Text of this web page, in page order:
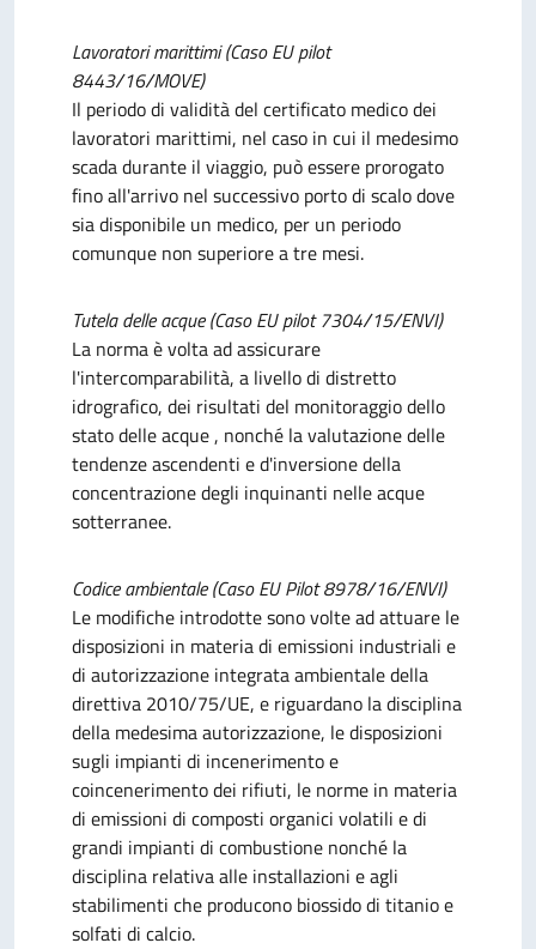
Lavoratori marittimi (Caso EU pilot
8443/16/MOVE)
Il periodo di validità del certificato medico dei
lavoratori marittimi, nel caso in cui il medesimo
scada durante il viaggio, può essere prorogato
fino all'arrivo nel successivo porto di scalo dove
sia disponibile un medico, per un periodo
comunque non superiore a tre mesi.
Tutela delle acque (Caso EU pilot 7304/15/ENVI)
La norma è volta ad assicurare
l'intercomparabilità, a livello di distretto
idrografico, dei risultati del monitoraggio dello
stato delle acque , nonché la valutazione delle
tendenze ascendenti e d'inversione della
concentrazione degli inquinanti nelle acque
sotterranee.
Codice ambientale (Caso EU Pilot 8978/16/ENVI)
Le modifiche introdotte sono volte ad attuare le
disposizioni in materia di emissioni industriali e
di autorizzazione integrata ambientale della
direttiva 2010/75/UE, e riguardano la disciplina
della medesima autorizzazione, le disposizioni
sugli impianti di incenerimento e
coincenerimento dei rifiuti, le norme in materia
di emissioni di composti organici volatili e di
grandi impianti di combustione nonché la
disciplina relativa alle installazioni e agli
stabilimenti che producono biossido di titanio e
solfati di calcio.